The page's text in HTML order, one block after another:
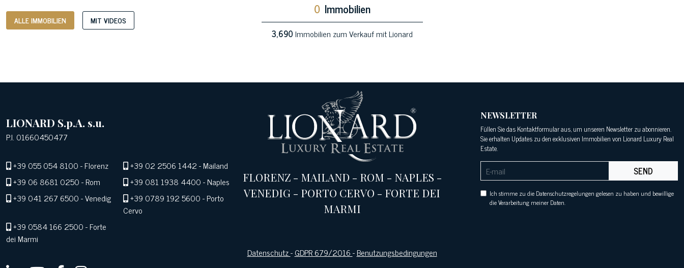
ALLE IMMOBILIEN MIT VIDEOS
0 Immobilien
3,690Immobilien zum Verkauf mit Lionard
LIONARD S.p.A. s.u.
P.I. 01660450477
+39 055 054 8100- Florenz +39 02 2506 1442- Mailand
+39 06 8681 0250- Rom +39 081 1938 4400- Naples
+39 041 267 6500- Venedig +39 0789 192 5600- Porto
Cervo
+39 0584 166 2500- Forte
dei Marmi
FLORENZ- MAILAND - ROM - NAPLES -
VENEDIG - PORTO CERVO - FORTE DEI
MARMI
Datenschutz-GDPR 679/2016-Benutzungsbedingungen
NEWSLETTER
Füllen Sie das Kontaktformular aus, um unseren Newsletter zu abonnieren.
Sie erhalten Updates zu den exklusiven Immobilien von Lionard Luxury Real
Estate.
SEND
Ich stimme zu die Datenschutzregelungen gelesen zu haben und bewillige
die Verarbeitung meiner Daten.